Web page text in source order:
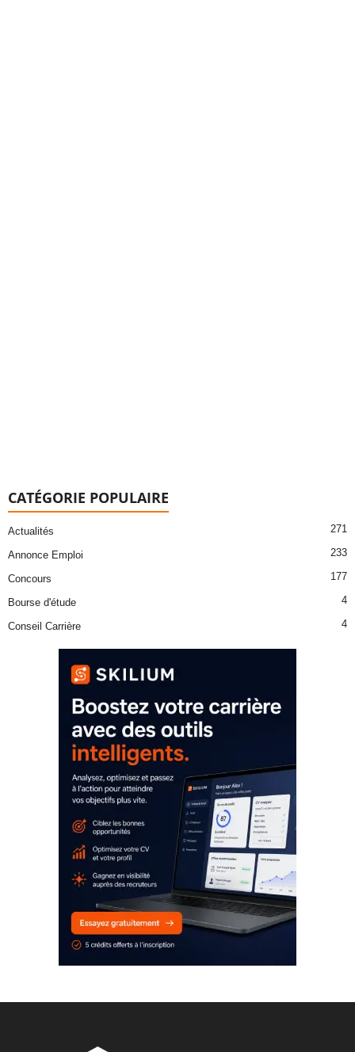
CATÉGORIE POPULAIRE
Actualités 271
Annonce Emploi 233
Concours 177
Bourse d'étude 4
Conseil Carrière 4